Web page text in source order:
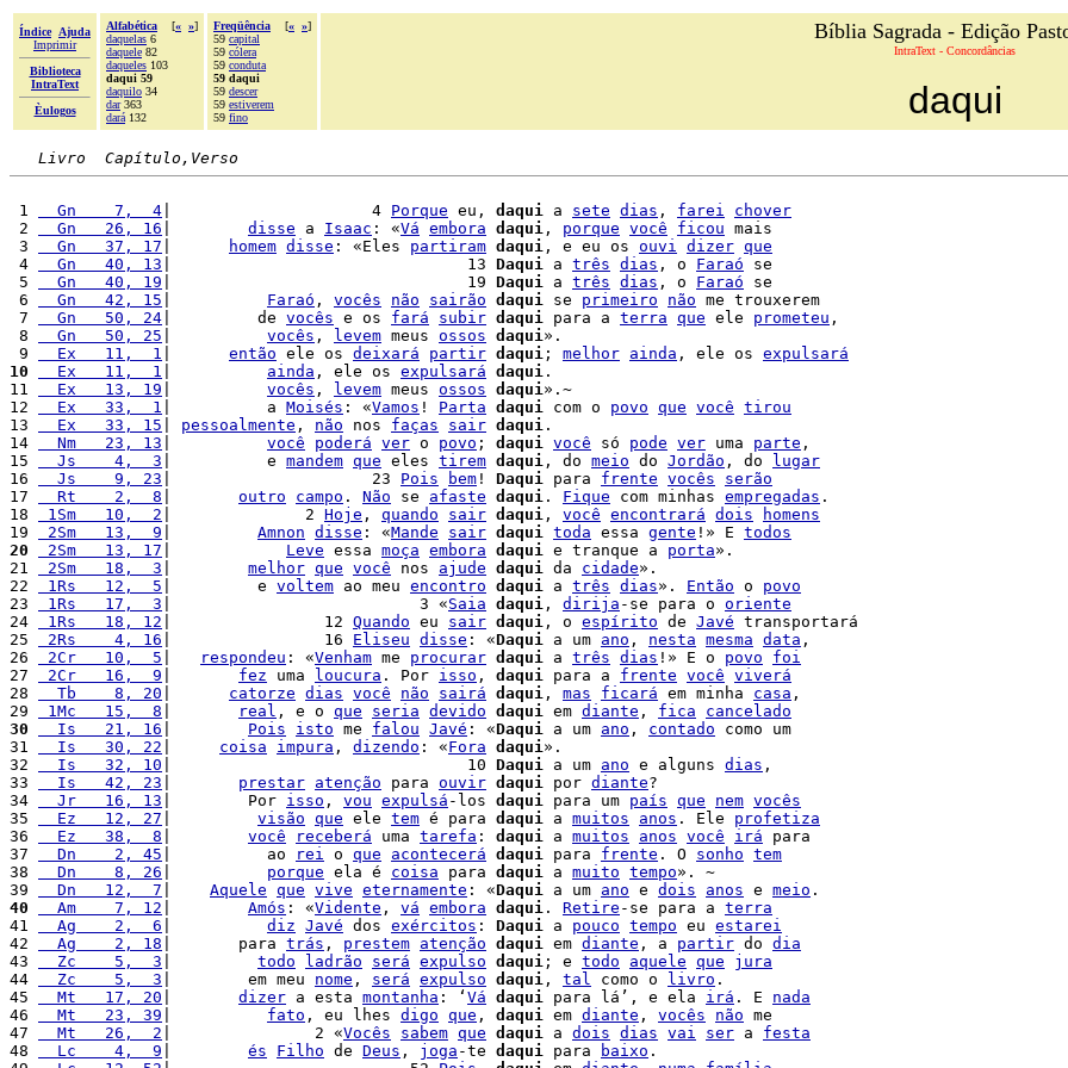
Índice
Ajuda
Imprimir
Biblioteca
IntraText
Èulogos
Alfabética [« »]
daquelas 6
daquele 82
daqueles 103
daqui 59
daquilo 34
dar363
dará 132
Freqüência [« »]
59 capital
59 cólera
59 conduta
59 daqui
59 descer
59 estiverem
59 fino
Bíblia Sagrada - Edição
IntraText - Concordâncias
daqui
Livro  Capítulo,Verso
1
  Gn    7,  4
|                     4 Porque eu, daqui a sete dias , farei
chover
2
  Gn   26, 16
disse a Isaac : «Vá embora daqui , porque você ficou mais
3
  Gn   37, 17
homem disse : «Eles partiram daqui , e eu os ouvi dizer que
4
  Gn   40, 13
|                               13 Daqui a três dias , o Faraó se
5
  Gn   40, 19
|                               19 Daqui a três dias , o Faraó se
6
  Gn   42, 15
Faraó , vocês não sairão daqui se primeiro não me trouxerem
7
  Gn   50, 24
|         de vocês e os fará subir daqui para a terra que ele prometeu ,
8
  Gn   50, 25
vocês , levem meus ossos daqui».
9
  Ex   11,  1
então ele os deixará partir daqui ; melhor ainda , ele os expulsará
10
  Ex   11,  1
ainda , ele os expulsará daqui .
11
  Ex   13, 19
vocês , levem meus ossos daqui».~
12
  Ex   33,  1
|          a Moisés : «Vamos ! Parta daqui com o povo que você tirou
13
  Ex   33, 15
pessoalmente , não nos faças sair daqui .
14
  Nm   23, 13
você poderá ver o povo ; daqui você só pode ver uma parte ,
15
  Js    4,  3
|          e mandem que eles tirem daqui , do meio do Jordão , do
lugar
16
  Js    9, 23
|                     23 Pois bem ! Daqui para frente vocês
serão
17
  Rt    2,  8
outro campo . Não se afaste daqui . Fique com minhas empregadas .
18
1Sm   10,  2 |              2 Hoje , quando sair daqui , você encontrará dois
homens
19
2Sm   13,  9 Amnon disse : «Mande sair daqui toda essa gente !» E todos
20
2Sm   13, 17 Leve essa moça embora daqui e tranque a porta».
21
2Sm   18,  3 melhor que você nos ajude daqui da cidade».
22
1Rs   12,  5 |         e voltem ao meu encontro daqui a três dias». Então o povo
23
1Rs   17,  3 |                          3 «Saia daqui , dirija -se para o oriente
24
1Rs   18, 12 |                12 Quando eu sair daqui , o espírito de Javé transportará
25
2Rs    4, 16 |                16 Eliseu disse : «Daqui a um ano , nesta mesma data ,
26
2Cr   10,  5 respondeu : «Venham me procurar daqui a três dias !» E o povo
foi
27
2Cr   16,  9 fez uma loucura . Por isso , daqui para a frente você viverá
28
  Tb    8, 20
catorze dias você não sairá daqui , mas ficará em minha casa ,
29
1Mc   15,  8 real , e o que seria devido daqui em diante , fica
cancelado
30
  Is   21, 16
Pois isto me falou Javé : «Daqui a um ano , contado como um
31
  Is   30, 22
coisa impura , dizendo : «Fora daqui».
32
  Is   32, 10
|                               10 Daqui a um ano e alguns dias ,
33
  Is   42, 23
prestar atenção para ouvir daqui por diante?
34
  Jr   16, 13
|        Por isso , vou expulsá -los daqui para um país que nem vocês
35
  Ez   12, 27
visão que ele tem é para daqui a muitos anos . Ele profetiza
36
  Ez   38,  8
você receberá uma tarefa : daqui a muitos anos você irá para
37
  Dn    2, 45
|          ao rei o que acontecerá daqui para frente . O sonho tem
38
  Dn    8, 26
porque ela é coisa para daqui a muito tempo». ~
39
  Dn   12,  7
Aquele que vive eternamente : «Daqui a um ano e dois anos e meio
40
  Am    7, 12
Amós : «Vidente , vá embora daqui . Retire -se para a terra
41
  Ag    2,  6
diz Javé dos exércitos : Daqui a pouco tempo eu estarei
42
  Ag    2, 18
|       para trás , prestem atenção daqui em diante , a partir do dia
43
  Zc    5,  3
todo ladrão será expulso daqui ; e todo aquele que
jura
44
  Zc    5,  3
|        em meu nome , será expulso daqui , tal como o livro .
45
  Mt   17, 20
dizer a esta montanha : ‘ Vá daqui para lá’, e ela irá . E nada
46
  Mt   23, 39
fato , eu lhes digo que , daqui em diante , vocês não me
47
  Mt   26,  2
|               2 «Vocês sabem que daqui a dois dias vai ser a festa
48
  Lc    4,  9
és Filho de Deus , joga -te daqui para baixo .